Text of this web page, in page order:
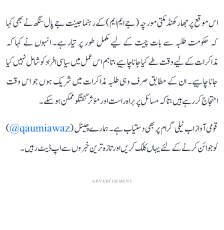
اس موقع پر جھارکھنڈ مکتی مورچہ (جے ایم ایم) کے رہنما جینت جے پال سنگھ نے بھی کہا
کہ حکومت طلبہ سے بات چیت کے لیے مکمل طور پر تیار ہے۔ انہوں نے کہا کہ
مذاکرات کے لیے وقت طے کیا جانا چاہیے، تاہم اس عمل میں سیاسی افراد کو شامل نہیں کیا
جانا چاہیے۔ ان کے مطابق صرف وہی طلبہ مذاکرات میں شریک ہوں جو اس وقت
احتجاج کر رہے ہیں، تاکہ مسائل پر براہ راست اور مؤثر گفتگو ممکن ہو سکے۔
قومی آواز اب ٹیلی گرام پر بھی دستیاب ہے۔ ہمارے چینل (qaumiawaz@
)
کو جوائن کرنے کے لئے یہاں کلک کریں اور تازہ ترین خبروں سے اپ ڈیٹ رہیں۔
ADVERTISEMENT